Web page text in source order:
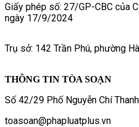
Giấy phép số: 27/GP-CBC của
ngày 17/9/2024
Trụ sở: 142 Trần Phú, phường
THÔNG TIN TÒA SOẠN
Số 42/29 Phố Nguyễn Chí
toasoan@phapluatplus.vn